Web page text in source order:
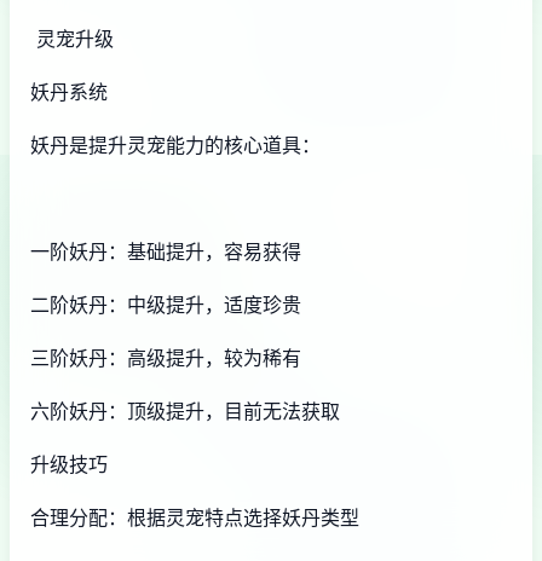
灵宠升级
妖丹系统
妖丹是提升灵宠能力的核心道具：
一阶妖丹：基础提升，容易获得
二阶妖丹：中级提升，适度珍贵
三阶妖丹：高级提升，较为稀有
六阶妖丹：顶级提升，目前无法获取
升级技巧
合理分配：根据灵宠特点选择妖丹类型